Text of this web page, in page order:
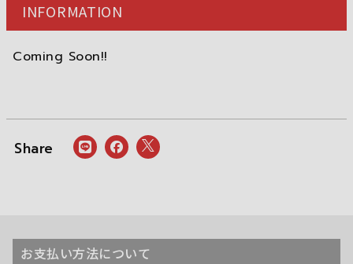
INFORMATION
Coming Soon!!
お支払い方法について